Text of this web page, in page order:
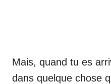
Mais, quand tu es
dans quelque chose